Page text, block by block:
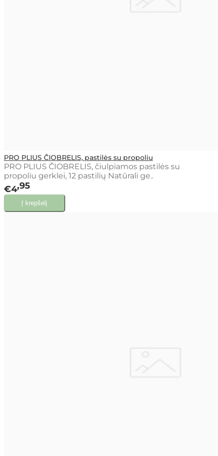
PRO PLIUS ČIOBRELIS, pastilės su propoliu
PRO PLIUS ČIOBRELIS, čiulpiamos pastilės su
propoliu gerklei, 12 pastilių Natūrali ge..
€4 95